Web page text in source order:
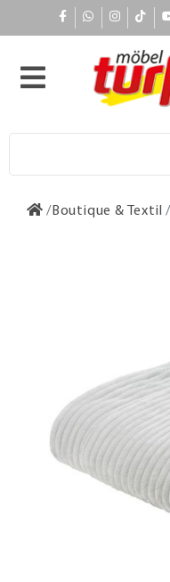
Boutique & Textil